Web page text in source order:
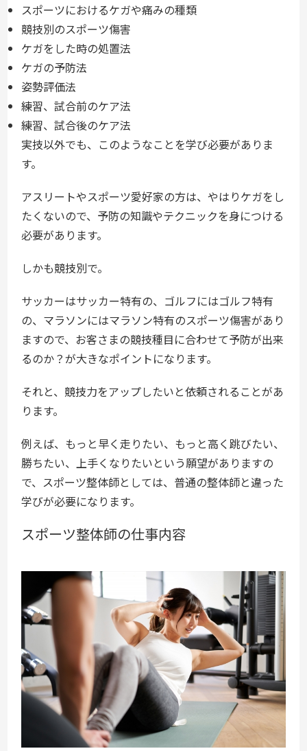
スポーツにおけるケガや痛みの種類
競技別のスポーツ傷害
ケガをした時の処置法
ケガの予防法
姿勢評価法
練習、試合前のケア法
練習、試合後のケア法
実技以外でも、このようなことを学び必要がありま
す。
アスリートやスポーツ愛好家の方は、やはりケガをし
たくないので、予防の知識やテクニックを身につける
必要があります。
しかも競技別で。
サッカーはサッカー特有の、ゴルフにはゴルフ特有
の、マラソンにはマラソン特有のスポーツ傷害があり
ますので、お客さまの競技種目に合わせて予防が出来
るのか？が大きなポイントになります。
それと、競技力をアップしたいと依頼されることがあ
ります。
例えば、もっと早く走りたい、もっと高く跳びたい、
勝ちたい、上手くなりたいという願望がありますの
で、スポーツ整体師としては、普通の整体師と違った
学びが必要になります。
スポーツ整体師の仕事内容